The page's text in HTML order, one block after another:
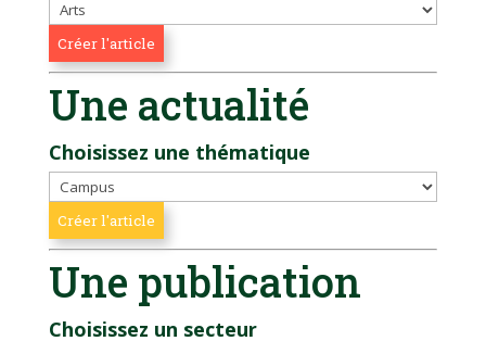
Une actualité
Choisissez une thématique
Une publication
Choisissez un secteur